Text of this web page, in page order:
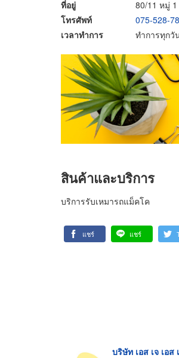
ที่อยู่
80/11 หมู่
โทรศัพท์
075-528-
เวลาทำการ
ทำการทุกวั
สินค้าและบริการ
บริการรับเหมารถแม็คโค
แชร์ แชร์
บริษัท เอส เจ เอส